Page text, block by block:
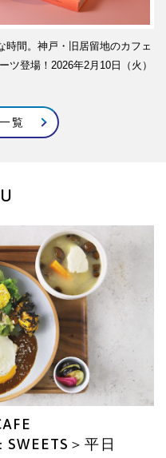
時間。神戸・旧居留地のカフェ
ツ登場！2026年2月10日（火）
覧
＞平日